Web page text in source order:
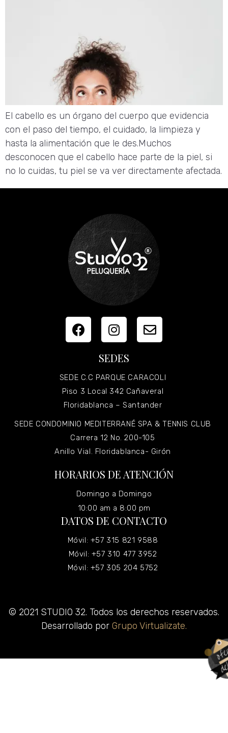
El cabello es un órgano del cuerpo que evidencia
con el paso del tiempo, el cuidado, la limpieza y
hasta la alimentación que le des.Muchos
desconocen que el cabello hace parte de la piel, si
no lo cuidas, tu piel se va ver directamente afectada.
SEDES
SEDE C.C PARQUE CARACOLI
Piso 3 Local 342 Cañaveral
Floridablanca – Santander
SEDE CONDOMINIO MEDITERRANÉ SPA & TENNIS CLUB
Carrera 12 No. 200-105
Anillo Vial. Floridablanca- Girón
HORARIOS DE ATENCIÓN
Domingo a Domingo
10:00 am a 8:00 pm
DATOS DE CONTACTO
Móvil: +57 315 821 9588
Móvil: +57 310 477 3952
Móvil: +57 305 204 5752
© 2021 STUDIO 32. Todos los derechos reservados.
Desarrollado por Grupo Virtualizate.